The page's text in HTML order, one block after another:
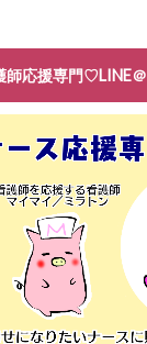
師応援専門♡LINE＠